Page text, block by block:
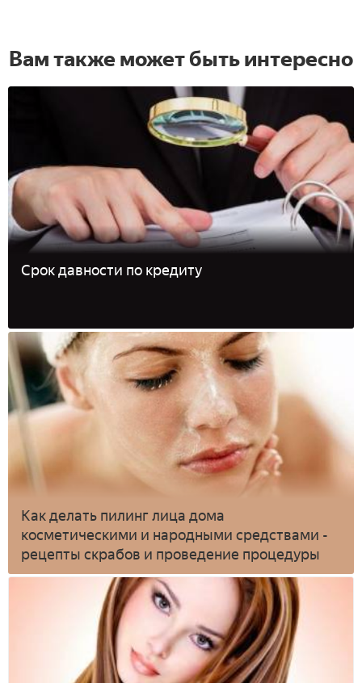
Вам также может быть интересно
Срок давности по кредиту
Как делать пилинг лица дома
косметическими и народными средствами -
рецепты скрабов и проведение процедуры